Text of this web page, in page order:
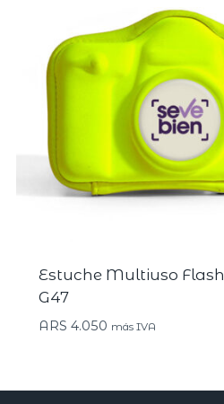
Estuche Multiuso Flash
G47
ARS 4.050 más IVA